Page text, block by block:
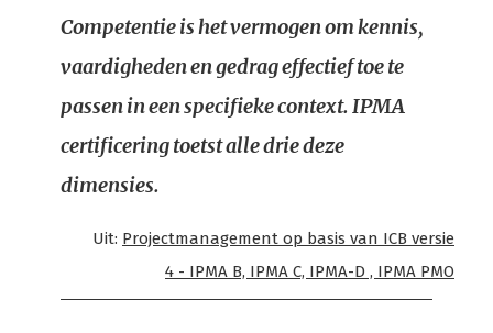
Competentie is het vermogen om kennis,
vaardigheden en gedrag effectief toe te
passen in een specifieke context. IPMA
certificering toetst alle drie deze
dimensies.
Uit: Projectmanagement op basis van ICB versie
4 - IPMA B, IPMA C, IPMA-D , IPMA PMO